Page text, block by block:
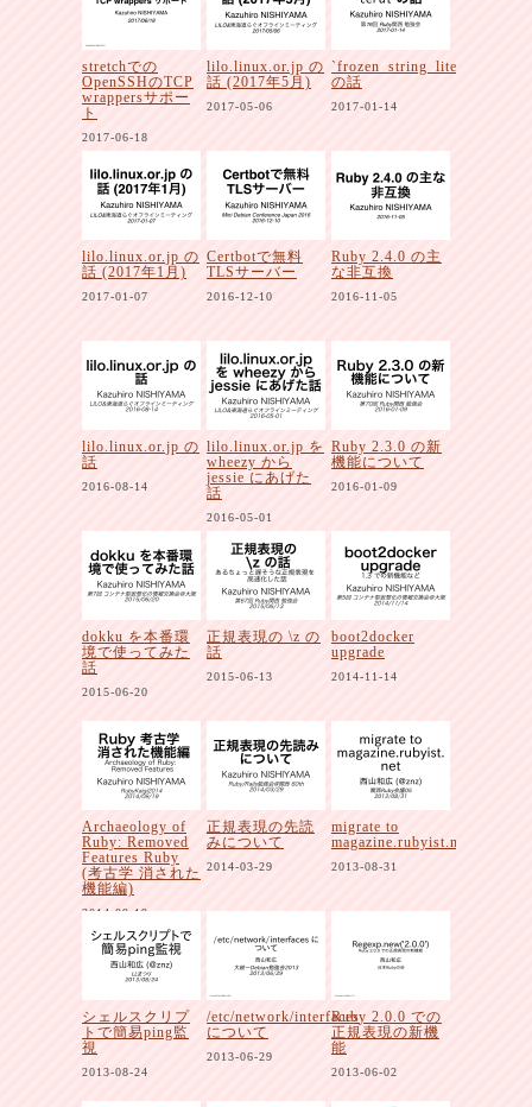
stretchでの
OpenSSHのTCP
wrappersサポー
ト
2017-06-18
lilo.linux.or.jp の
話 (2017年5月)
2017-05-06
`frozen_string_literal`
の話
2017-01-14
lilo.linux.or.jp の
話 (2017年1月)
2017-01-07
Certbotで無料
TLSサーバー
2016-12-10
Ruby 2.4.0 の主
な非互換
2016-11-05
lilo.linux.or.jp の
話
2016-08-14
lilo.linux.or.jp を
wheezy から
jessie にあげた
話
2016-05-01
Ruby 2.3.0 の新
機能について
2016-01-09
dokku を本番環
境で使ってみた
話
2015-06-20
正規表現の \z の
話
2015-06-13
boot2docker
upgrade
2014-11-14
Archaeology of
Ruby: Removed
Features Ruby
(考古学 消された
機能編)
2014-09-19
正規表現の先読
みについて
2014-03-29
migrate to
magazine.rubyist.net
2013-08-31
シェルスクリプ
トで簡易ping監
視
2013-08-24
/etc/network/interfaces
について
2013-06-29
Ruby 2.0.0 での
正規表現の新機
能
2013-06-02